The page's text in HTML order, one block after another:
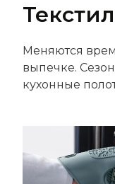
Меняются
выпечке.
кухонные